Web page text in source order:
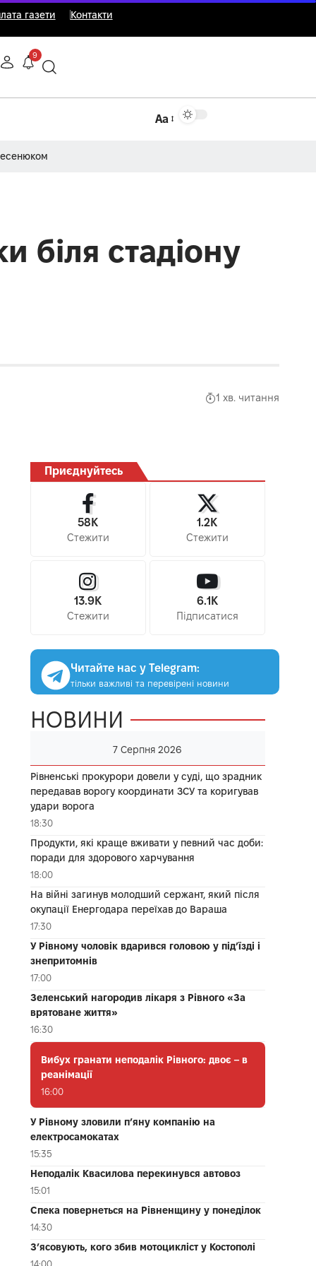
газети Контакти
9
Аа
біля стадіону
1 хв. читання
Приєднуйтесь
58K
Стежити
1.2K
Стежити
13.9K
Стежити
6.1K
Підписатися
Читайте нас у Telegram:
тільки важливі та перевірені новини
НОВИНИ
7 Серпня 2026
Рівненські прокурори довели у суді, що зрадник
передавав ворогу координати ЗСУ та коригував
удари ворога
18:30
Продукти, які краще вживати у певний час доби:
поради для здорового харчування
18:00
На війні загинув молодший сержант, який після
окупації Енергодара переїхав до Вараша
17:30
У Рівному чоловік вдарився головою у під’їзді і
знепритомнів
17:00
Зеленський нагородив лікаря з Рівного «За
врятоване життя»
16:30
Вибух гранати неподалік Рівного: двоє – в
реанімації
16:00
У Рівному зловили п’яну компанію на
електросамокатах
15:35
Неподалік Квасилова перекинувся автовоз
15:01
Спека повернеться на Рівненщину у понеділок
14:30
З’ясовують, кого збив мотоцикліст у Костополі
14:00